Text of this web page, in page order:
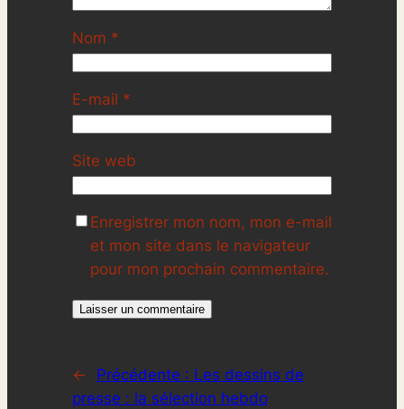
Nom *
E-mail *
Site web
Enregistrer mon nom, mon e-mail
et mon site dans le navigateur
pour mon prochain commentaire.
← Précédente : Les dessins de
presse : la sélection hebdo